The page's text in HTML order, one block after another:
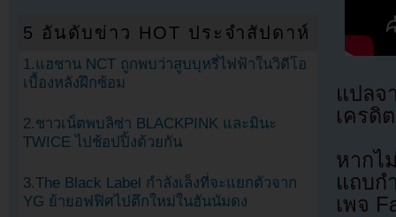
แปล
เครดิ
หากไ
แถบก
เพจ
5 อันดับข่าว HOT ประจำสัปดาห์
1.แฮชาน NCT ถูกพบว่าสูบบุหรี่ไฟฟ้าในวิดีโอ
เบื้องหลังฝึกซ้อม
2.ชาวเน็ตพบลิซ่า BLACKPINK และมินะ
TWICE ไปช้อปปิ้งด้วยกัน
3.The Black Label กำลังเล็งที่จะแยกตัวจาก
YG ย้ายอฟฟิศไปตึกใหม่ในฮันนัมดง